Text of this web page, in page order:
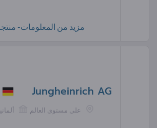
مزيد من المعلومات-
Jungheinrich AG
على مستوى العالم